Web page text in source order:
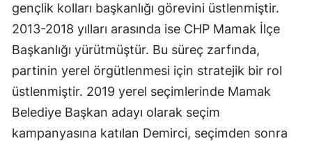
gençlik kolları başkanlığı görevini üstlenmiştir.
2013-2018 yılları arasında ise CHP Mamak İlçe
Başkanlığı yürütmüştür. Bu süreç zarfında,
partinin yerel örgütlenmesi için stratejik bir rol
üstlenmiştir. 2019 yerel seçimlerinde Mamak
Belediye Başkan adayı olarak seçim
kampanyasına katılan Demirci, seçimden sonra